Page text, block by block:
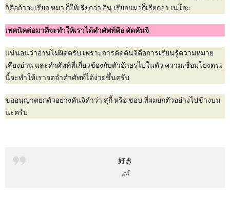
ก็คือถ้าจะเรียก หมา ก็ให้เรียกว่า อินุ เรียกแมวก็เรียกว่า เนโกะ
เทคนิคต่อมาที่จะทำให้เราได้คำศัพท์คือ คัดคันจิ
แน่นอนว่าอ่านไม่ผิดครับ เพราะการคัดคันจิคือการเรียนรู้ความหมาย
เสียงอ่าน และคำศัพท์ที่เกี่ยวข้องกับตัวอักษรไปในตัว ความเชื่อมโยงตรง
นี้จะทำให้เราจดจำคำศัพท์ได้ง่ายขึ้นครับ
ขออนุญาตยกตัวอย่างคันจิคำว่า สุกี้ หรือ ชอบ ที่ผมยกตัวอย่างไปข้างบน
นะครับ
好き
สุกี้